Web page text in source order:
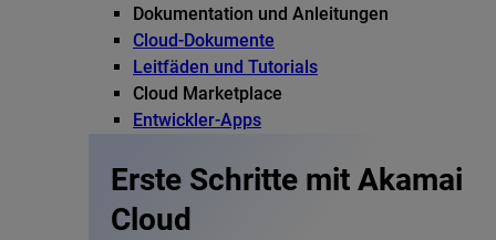
Dokumentation und Anleitungen
Cloud-Dokumente
Leitfäden und Tutorials
Cloud Marketplace
Entwickler-Apps
Erste Schritte mit Akamai
Cloud